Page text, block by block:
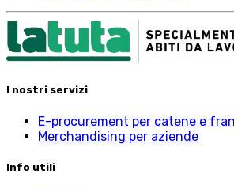
I nostri servizi
E-procurement per catene e
Merchandising per aziende
Info utili